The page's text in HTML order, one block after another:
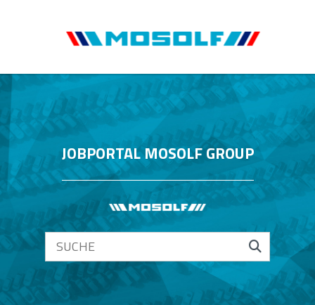
JOBPORTAL MOSOLF GROUP